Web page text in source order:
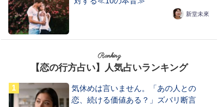
新堂未來
Ranking
【恋の行方占い】人気占いランキング
気休めは言いません。「あの人との
恋、続ける価値ある？」ズバリ断言